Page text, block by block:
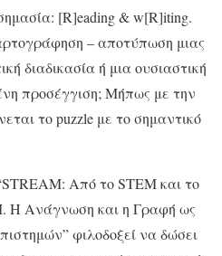
[R]eading & w[R]iting.
– αποτύπωση μιας
διαδικασία ή μια ουσιαστική
προσέγγιση; Μήπως με την
το puzzle με το σημαντικό
Από το STEM και το
H Ανάγνωση και η Γραφή ως
φιλοδοξεί να δώσει